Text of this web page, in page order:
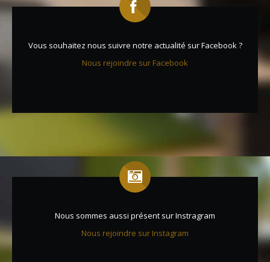
Vous souhaitez nous suivre notre actualité sur Facebook ?
Nous rejoindre sur Facebook
Nous sommes aussi présent sur Instragram
Nous rejoindre sur Instagram